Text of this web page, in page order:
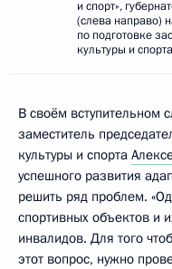
и спорт»,
(слева направо)
по подготовке
культуры и
В своём вступительном
заместитель
культуры и спорта
успешного развития
решить ряд проблем.
спортивных объектов и
инвалидов. Для того
этот вопрос, нужно